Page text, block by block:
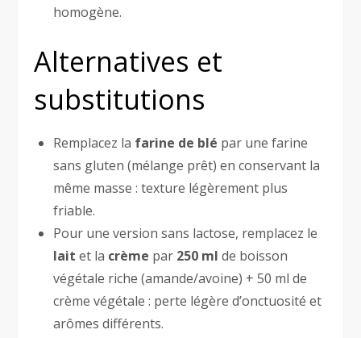
homogène.
Alternatives et
substitutions
Remplacez la farine de blé par une farine
sans gluten (mélange prêt) en conservant la
même masse : texture légèrement plus
friable.
Pour une version sans lactose, remplacez le
lait et la crème par 250 ml de boisson
végétale riche (amande/avoine) + 50 ml de
crème végétale : perte légère d’onctuosité et
arômes différents.